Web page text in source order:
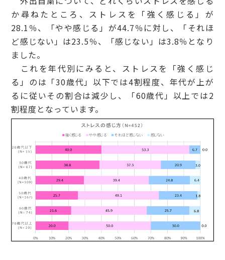
か尋ねたところ、ストレスを「強く感じる」が
28.1％、「やや感じる」が44.7％に対し、「それほ
ど感じない」は23.5％、「感じない」は3.8％となり
ました。
これを年代別にみると、ストレスを「強く感じ
る」のは「30歳代」以下では4割程度、年代が上が
るに従いその割合は減少し、「60歳代」以上では2
割程度となっています。